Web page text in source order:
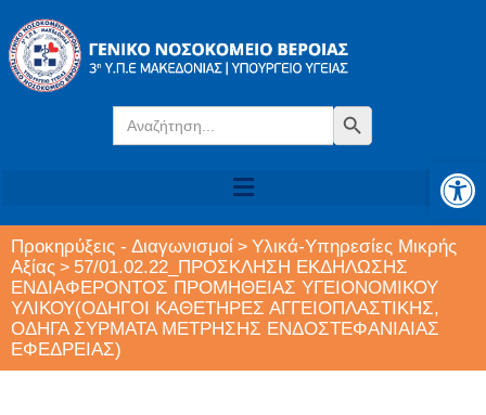
Search
for:
Search Button
Προκηρύξεις - Διαγωνισμοί > Υλικά-Υπηρεσίες Μικρής
Αξίας > 57/01.02.22_ΠΡΟΣΚΛΗΣΗ ΕΚΔΗΛΩΣΗΣ
ΕΝΔΙΑΦΕΡΟΝΤΟΣ ΠΡΟΜΗΘΕΙΑΣ ΥΓΕΙΟΝΟΜΙΚΟΥ
ΥΛΙΚΟΥ(ΟΔΗΓΟΙ ΚΑΘΕΤΗΡΕΣ ΑΓΓΕΙΟΠΛΑΣΤΙΚΗΣ,
ΟΔΗΓΑ ΣΥΡΜΑΤΑ ΜΕΤΡΗΣΗΣ ΕΝΔΟΣΤΕΦΑΝΙΑΙΑΣ
ΕΦΕΔΡΕΙΑΣ)